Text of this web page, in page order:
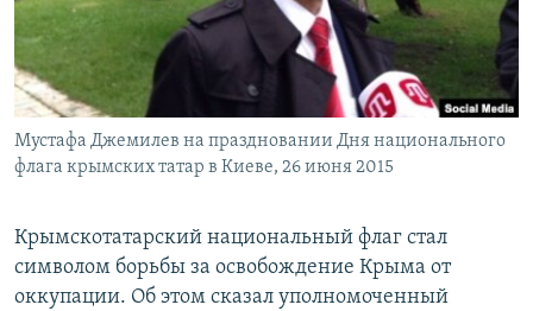
ПОБЕДИТЕЛЕЙ НЕ СУДЯТ?
КРЫМ.НЕПОКОРЕННЫЙ
ELIFBE
УКРАИНСКАЯ ПРОБЛЕМА КРЫМА
ПРИСОЕДИНЯЙТЕСЬ!
Все сайты RFE/RL
Мустафа Джемилев на праздновании Дня национального
флага крымских татар в Киеве, 26 июня 2015
Крымскотатарский национальный флаг стал
символом борьбы за освобождение Крыма от
оккупации. Об этом сказал уполномоченный